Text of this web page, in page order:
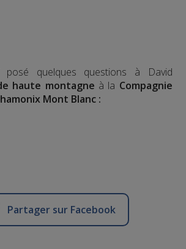
posé quelques questions à David
haute montagne à la Compagnie
Mont Blanc :
Partager sur Facebook